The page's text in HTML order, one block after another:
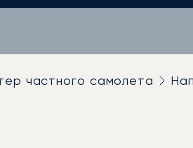
частного самолета